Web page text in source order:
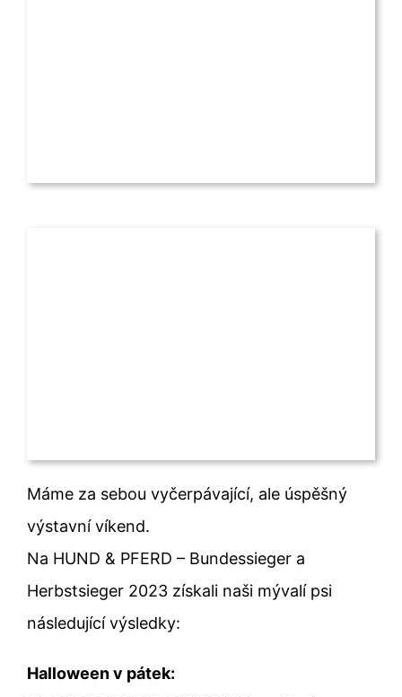
Máme za sebou vyčerpávající, ale úspěšný
výstavní víkend.
Na HUND & PFERD – Bundessieger a
Herbstsieger 2023 získali naši mývalí psi
následující výsledky:
Halloween v pátek: